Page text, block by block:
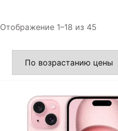
Отображение 1–18 из 45